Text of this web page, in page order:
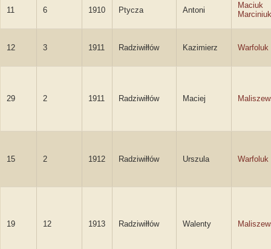
11 6 1910 Ptycza Antoni
Maciuk
Marciniuk
12 3 1911 Radziwiłłów Kazimierz Warfoluk
29 2 1911 Radziwiłłów Maciej
15 2 1912 Radziwiłłów Urszula Warfoluk
19 12 1913 Radziwiłłów Walenty